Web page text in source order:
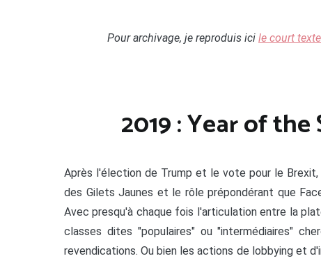
Pour archivage, je reproduis ici le court
2019 : Year of the
Après l'élection de Trump et le vote pour le
des Gilets Jaunes et le rôle prépondérant que
Avec presqu'à chaque fois l'articulation entre la
classes dites "populaires" ou "intermédiaires"
revendications. Ou bien les actions de lobbying et